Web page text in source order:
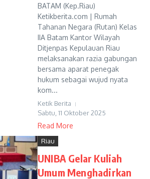
BATAM (Kep.Riau)
Ketikberita.com | Rumah
Tahanan Negara (Rutan) Kelas
IIA Batam Kantor Wilayah
Ditjenpas Kepulauan Riau
melaksanakan razia gabungan
bersama aparat penegak
hukum sebagai wujud nyata
kom...
Ketik Berita
Sabtu, 11 Oktober 2025
Read More
Riau
UNIBA Gelar Kuliah
Umum Menghadirkan